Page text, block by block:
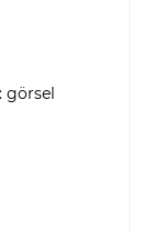
görsel